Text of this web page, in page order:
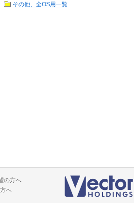
その他、全OS用一覧
の方へ
へ